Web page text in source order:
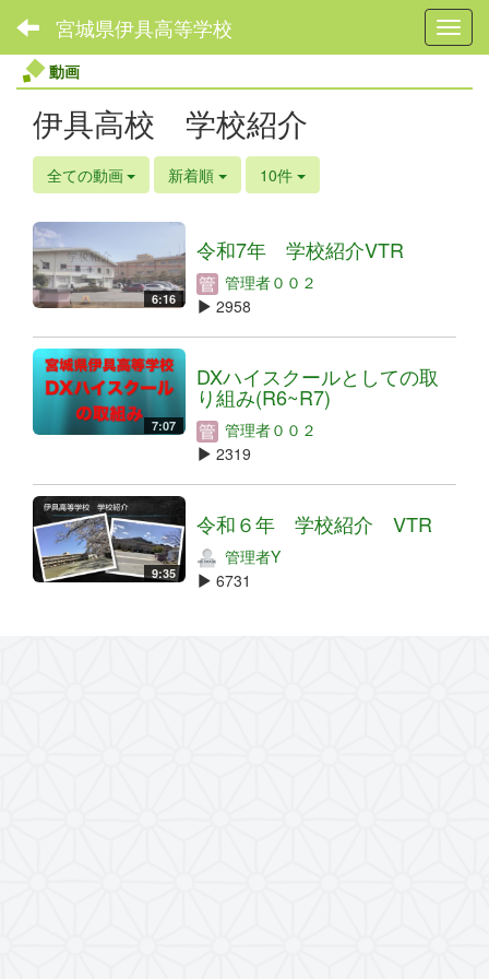
宮城県伊具高等学校
動画
伊具高校 学校紹介
全ての動画 新着順 10件
6:16
令和7年 学校紹介VTR
管理者００２
2958
7:07
DXハイスクールとしての取
り組み(R6~R7)
管理者００２
2319
9:35
令和６年 学校紹介 VTR
管理者Y
6731